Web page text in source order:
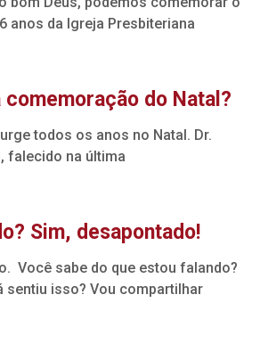
anos da Igreja Presbiteriana
comemoração do Natal?
todos os anos no Natal. Dr.
falecido na última
Sim, desapontado!
Você sabe do que estou falando?
sentiu isso? Vou compartilhar